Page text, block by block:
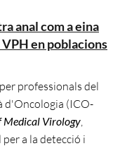
anal com a eina
en poblacions
professionals del
d'Oncologia (ICO-
Medical Virology
a la detecció i